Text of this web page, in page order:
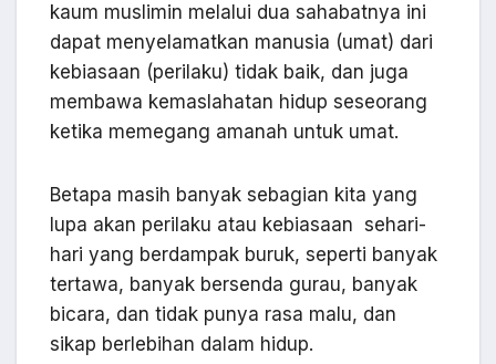
kaum muslimin melalui dua sahabatnya ini
dapat menyelamatkan manusia (umat) dari
kebiasaan (perilaku) tidak baik, dan juga
membawa kemaslahatan hidup seseorang
ketika memegang amanah untuk umat.
Betapa masih banyak sebagian kita yang
lupa akan perilaku atau kebiasaan sehari-
hari yang berdampak buruk, seperti banyak
tertawa, banyak bersenda gurau, banyak
bicara, dan tidak punya rasa malu, dan
sikap berlebihan dalam hidup.